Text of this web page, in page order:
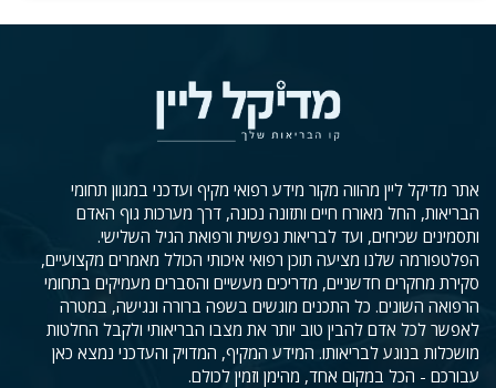
אתר מדיקל ליין מהווה מקור מידע רפואי מקיף ועדכני במגוון תחומי
הבריאות, החל מאורח חיים ותזונה נכונה, דרך מערכות גוף האדם
ותסמינים שכיחים, ועד לבריאות נפשית ורפואת הגיל השלישי.
הפלטפורמה שלנו מציעה תוכן רפואי איכותי הכולל מאמרים מקצועיים,
סקירת מחקרים חדשניים, מדריכים מעשיים והסברים מעמיקים בתחומי
הרפואה השונים. כל התכנים מוגשים בשפה ברורה ונגישה, במטרה
לאפשר לכל אדם להבין טוב יותר את מצבו הבריאותי ולקבל החלטות
מושכלות בנוגע לבריאותו. המידע המקיף, המדויק והעדכני נמצא כאן
עבורכם - הכל במקום אחד, מהימן וזמין לכולם.